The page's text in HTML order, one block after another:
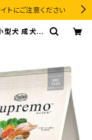
トにご注意ください
型犬 成犬用